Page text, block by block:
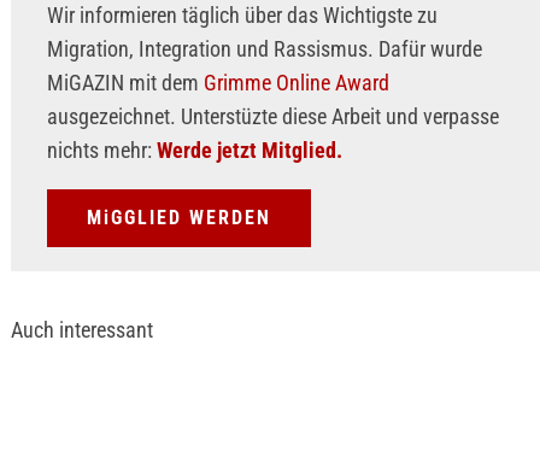
Wir informieren täglich über das Wichtigste zu
Migration, Integration und Rassismus. Dafür wurde
MiGAZIN mit dem Grimme Online Award
ausgezeichnet. Unterstüzte diese Arbeit und verpasse
nichts mehr: Werde jetzt Mitglied.
MiGGLIED WERDEN
Auch interessant